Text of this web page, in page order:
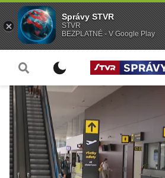
Správy STVR
STVR
BEZPLATNÉ - V Google Play